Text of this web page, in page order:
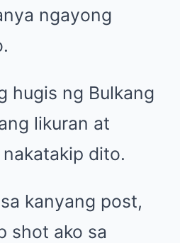
ngayong
.
hugis ng Bulkang
likuran at
dito.
kanyang post,
shot ako sa